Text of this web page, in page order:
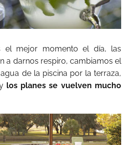
mejor momento el día, las
a darnos respiro, cambiamos el
de la piscina por la terraza,
los planes se vuelven mucho